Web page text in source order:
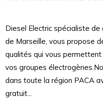
Diesel Electric spécialiste
de Marseille, vous propose
qualités qui vous
vos groupes
dans toute la région PACA
gratuit...